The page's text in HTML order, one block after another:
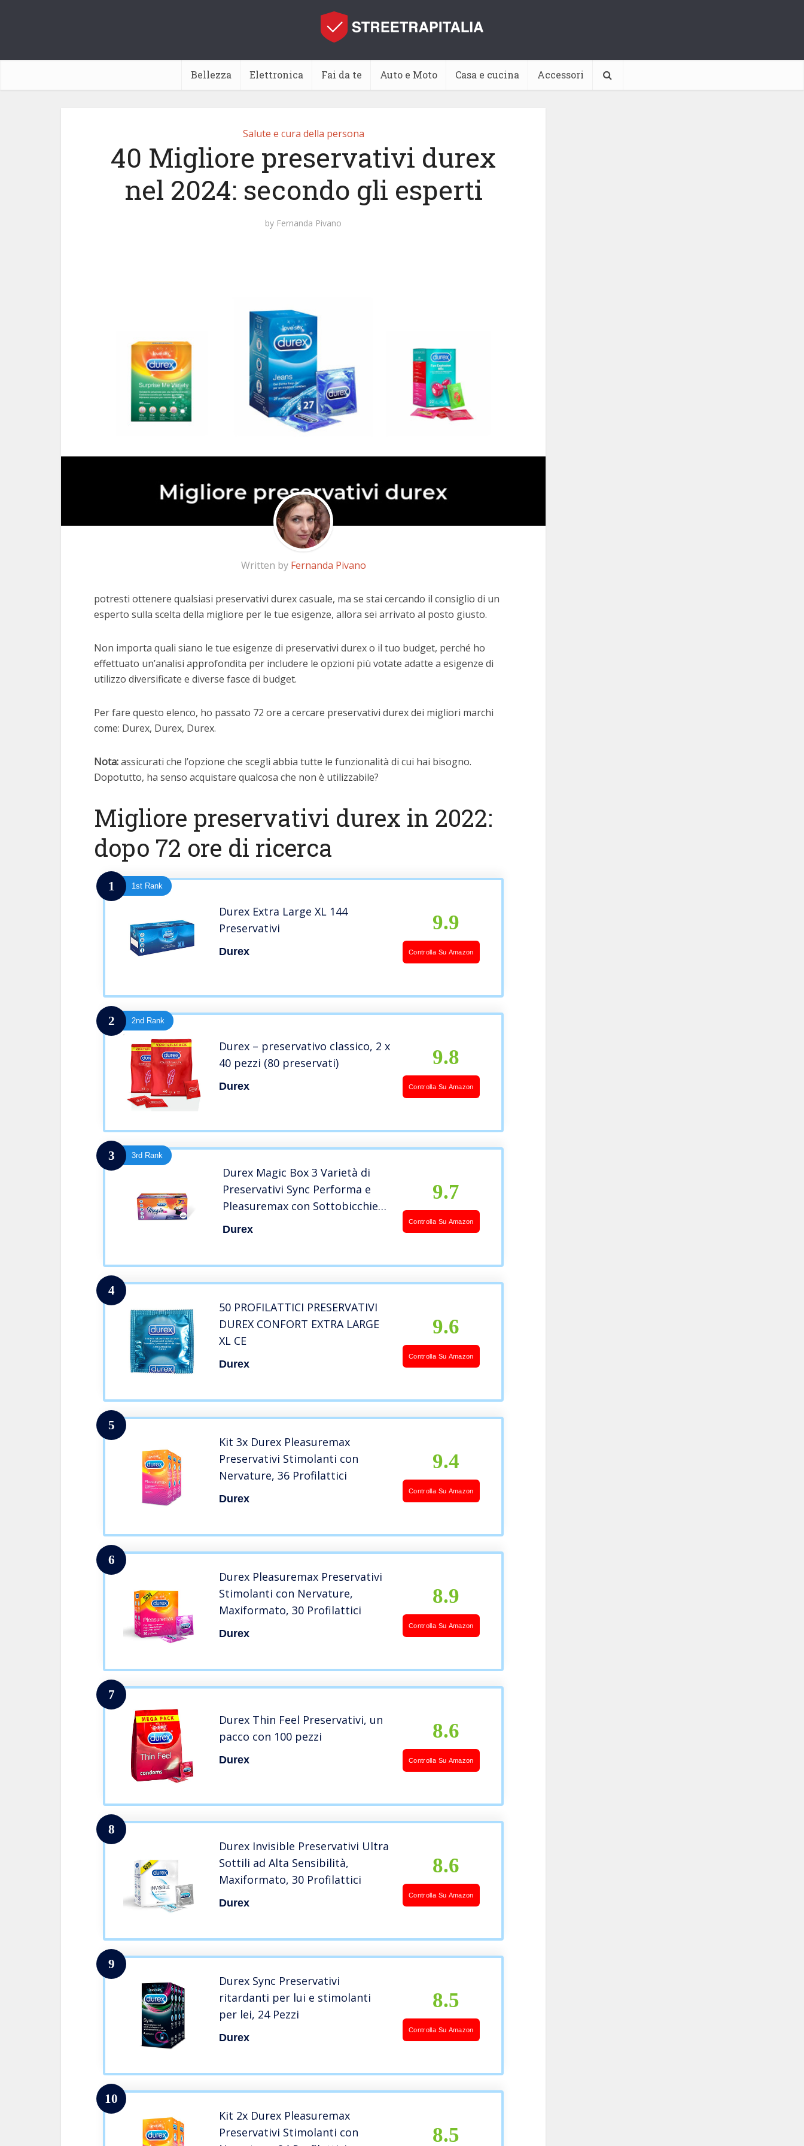
Bellezza Elettronica Fai da te Auto e Moto Casa e cucina Accessori
Salute e cura della persona
40 Migliore preservativi durex
nel 2024: secondo gli esperti
by Fernanda Pivano
Written by Fernanda Pivano
potresti ottenere qualsiasi preservativi durex casuale, ma se stai cercando il consiglio di un
esperto sulla scelta della migliore per le tue esigenze, allora sei arrivato al posto giusto.
Non importa quali siano le tue esigenze di preservativi durex o il tuo budget, perché ho
effettuato un’analisi approfondita per includere le opzioni più votate adatte a esigenze di
utilizzo diversificate e diverse fasce di budget.
Per fare questo elenco, ho passato 72 ore a cercare preservativi durex dei migliori marchi
come: Durex, Durex, Durex.
Nota:assicurati che l’opzione che scegli abbia tutte le funzionalità di cui hai bisogno.
Dopotutto, ha senso acquistare qualcosa che non è utilizzabile?
Migliore preservativi durex in 2022:
dopo 72 ore di ricerca
1 1st Rank
Durex Extra Large XL 144
Preservativi
Durex
9.9
Controlla Su Amazon
2 2nd Rank
Durex – preservativo classico, 2 x
40 pezzi (80 preservati)
Durex
9.8
Controlla Su Amazon
3 3rd Rank
Durex Magic Box 3 Varietà di
Preservativi Sync Performa e
Pleasuremax con Sottobicchieri
in Omaggio, 72 Profilattici
Durex
9.7
Controlla Su Amazon
4
50 PROFILATTICI PRESERVATIVI
DUREX CONFORT EXTRA LARGE
XL CE
Durex
9.6
Controlla Su Amazon
5
Kit 3x Durex Pleasuremax
Preservativi Stimolanti con
Nervature, 36 Profilattici
Durex
9.4
Controlla Su Amazon
6
Durex Pleasuremax Preservativi
Stimolanti con Nervature,
Maxiformato, 30 Profilattici
Durex
8.9
Controlla Su Amazon
7
Durex Thin Feel Preservativi, un
pacco con 100 pezzi
Durex
8.6
Controlla Su Amazon
8
Durex Invisible Preservativi Ultra
Sottili ad Alta Sensibilità,
Maxiformato, 30 Profilattici
Durex
8.6
Controlla Su Amazon
9
Durex Sync Preservativi
ritardanti per lui e stimolanti
per lei, 24 Pezzi
Durex
8.5
Controlla Su Amazon
10
Kit 2x Durex Pleasuremax
Preservativi Stimolanti con
8.5